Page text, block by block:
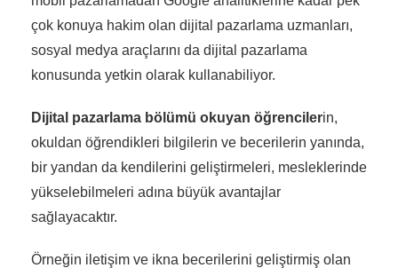
çok konuya hakim olan dijital pazarlama uzmanları,
sosyal medya araçlarını da dijital pazarlama
konusunda yetkin olarak kullanabiliyor.
Dijital pazarlama bölümü okuyan öğrencilerin,
okuldan öğrendikleri bilgilerin ve becerilerin yanında,
bir yandan da kendilerini geliştirmeleri, mesleklerinde
yükselebilmeleri adına büyük avantajlar
sağlayacaktır.
Örneğin iletişim ve ikna becerilerini geliştirmiş olan